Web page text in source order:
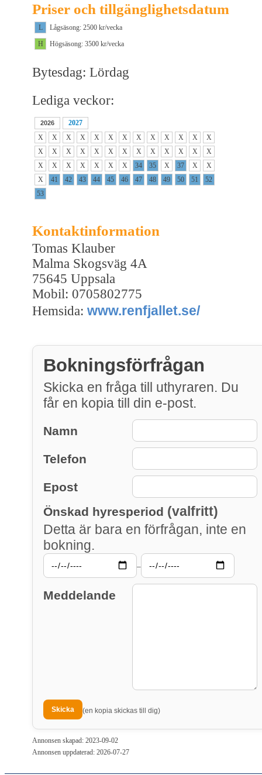
Priser och tillgänglighetsdatum
L
Lågsäsong: 2500 kr/vecka
H
Högsäsong: 3500 kr/vecka
Bytesdag: Lördag
Lediga veckor:
2026
2027
X
X X X X X X X X X X X
X
X
X X X X X X X X X X X
X
X
X X X X X X 34 35 X 37 X
X
X
41 42 43 44 45 46 47 48 49 50 51
52
53
Kontaktinformation
Tomas Klauber
Malma Skogsväg 4A
75645 Uppsala
Mobil: 0705802775
Hemsida: www.renfjallet.se/
Bokningsförfrågan
Skicka en fråga till uthyraren. Du
får en kopia till din e-post.
Namn
Telefon
Epost
Önskad hyresperiod (valfritt)
Detta är bara en förfrågan, inte en
bokning.
–
Meddelande
(en kopia skickas till dig)
Annonsen skapad: 2023-09-02
Annonsen uppdaterad: 2026-07-27